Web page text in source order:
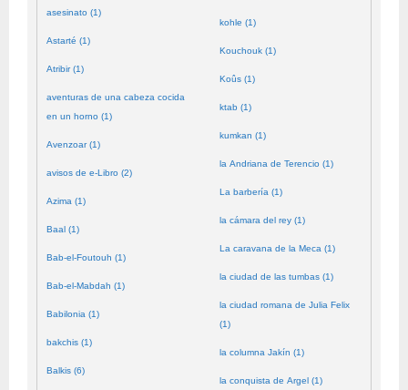
asesinato (1)
Astarté (1)
Atribir (1)
aventuras de una cabeza cocida
en un horno (1)
Avenzoar (1)
avisos de e-Libro (2)
Azima (1)
Baal (1)
Bab-el-Foutouh (1)
Bab-el-Mabdah (1)
Babilonia (1)
bakchis (1)
Balkis (6)
kohle (1)
Kouchouk (1)
Koûs (1)
ktab (1)
kumkan (1)
la Andriana de Terencio (1)
La barbería (1)
la cámara del rey (1)
La caravana de la Meca (1)
la ciudad de las tumbas (1)
la ciudad romana de Julia Felix
(1)
la columna Jakín (1)
la conquista de Argel (1)